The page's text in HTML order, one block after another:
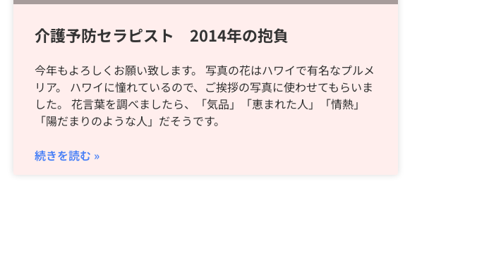
介護予防セラピスト 2014年の抱負
今年もよろしくお願い致します。 写真の花はハワイで有名なプルメ
リア。 ハワイに憧れているので、ご挨拶の写真に使わせてもらいま
した。 花言葉を調べましたら、「気品」「恵まれた人」「情熱」
「陽だまりのような人」だそうです。
続きを読む »